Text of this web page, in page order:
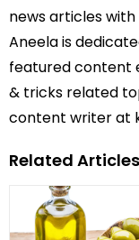
news articles
Aneela is
featured content
& tricks related
content writer at
Related Articles